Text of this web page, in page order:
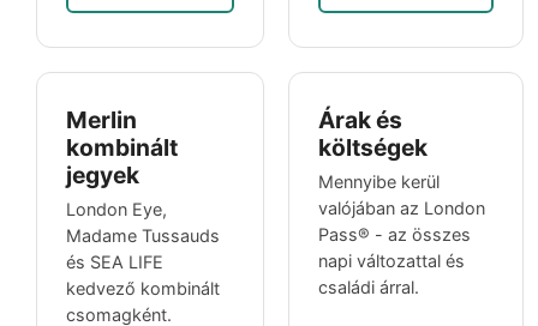
Merlin
kombinált
jegyek
London Eye,
Madame Tussauds
és SEA LIFE
kedvező kombinált
csomagként.
Árak és
költségek
Mennyibe kerül
valójában az London
Pass® - az összes
napi változattal és
családi árral.